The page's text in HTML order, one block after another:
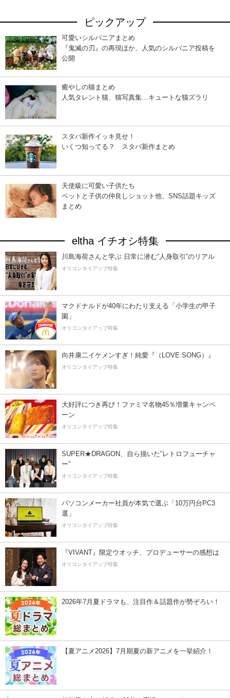
ピックアップ
可愛いシルバニアまとめ
『鬼滅の刃』の再現ほか、人気のシルバニア投稿を
公開
癒やしの猫まとめ
人気タレント猫、猫写真集…キュートな猫ズラリ
スタバ新作イッキ見せ！
いくつ知ってる？ スタバ新作まとめ
天使級に可愛い子供たち
ペットと子供の仲良しショット他、SNS話題キッズ
まとめ
eltha イチオシ特集
川島海荷さんと学ぶ 日常に潜む“人身取引”のリアル
オリコンタイアップ特集
マクドナルドが40年にわたり支える「小学生の甲子
園」
オリコンタイアップ特集
向井康二イケメンすぎ！純愛『（LOVE SONG）』
オリコンタイアップ特集
大好評につき再び！ファミマ名物45％増量キャンペ
ーン
オリコンタイアップ特集
SUPER★DRAGON、自ら描いた”レトロフューチャ
ー”
オリコンタイアップ特集
パソコンメーカー社員が本気で選ぶ「10万円台PC3
選」
オリコンタイアップ特集
『VIVANT』限定ウオッチ、プロデューサーの感想は
オリコンタイアップ特集
2026年7月夏ドラマも、注目作＆話題作が勢ぞろい！
【夏アニメ2026】7月期夏の新アニメを一挙紹介！